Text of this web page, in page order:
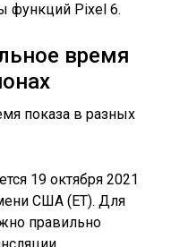
функций Pixel 6.
время
19 октября 2021
США (ET). Для
правильно